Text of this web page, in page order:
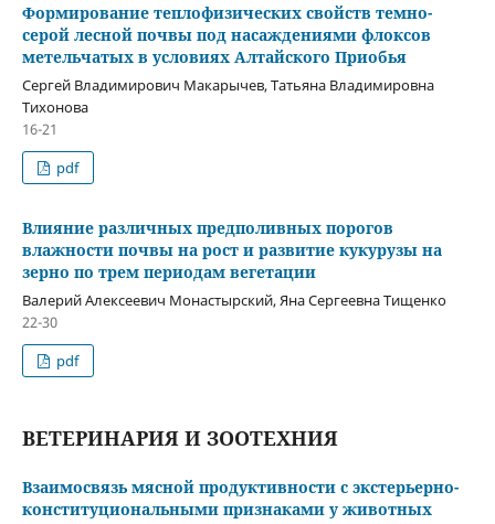
Формирование теплофизических свойств темно-
серой лесной почвы под насаждениями флоксов
метельчатых в условиях Алтайского Приобья
Сергей Владимирович Макарычев, Татьяна Владимировна
Тихонова
16-21
pdf
Влияние различных предполивных порогов
влажности почвы на рост и развитие кукурузы на
зерно по трем периодам вегетации
Валерий Алексеевич Монастырский, Яна Сергеевна Тищенко
22-30
pdf
ВЕТЕРИНАРИЯ И ЗООТЕХНИЯ
Взаимосвязь мясной продуктивности с экстерьерно-
конституциональными признаками у животных